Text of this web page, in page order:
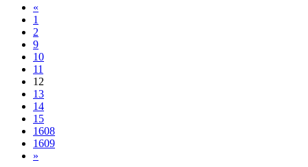
«
1
2
9
10
11
12
13
14
15
1608
1609
»